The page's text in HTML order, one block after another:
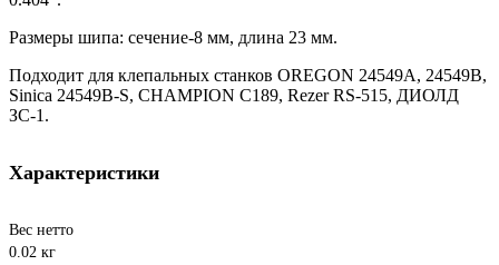
Размеры шипа: сечение-8 мм, длина 23 мм.
Подходит для клепальных станков OREGON 24549A, 24549B,
Sinica 24549B-S, CHAMPION C189, Rezer RS-515, ДИОЛД
ЗС-1.
Характеристики
Вес нетто
0.02 кг